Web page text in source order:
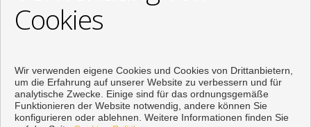
info@mikenaumannimmobilien.com
Von Montag bis Freitag : 10:00 - 18:00
Cookies
Wir verwenden eigene Cookies und Cookies von Drittanbietern,
um die Erfahrung auf unserer Website zu verbessern und für
analytische Zwecke. Einige sind für das ordnungsgemäße
Funktionieren der Website notwendig, andere können Sie
konfigurieren oder ablehnen. Weitere Informationen finden Sie